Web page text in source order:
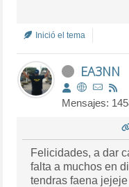
Inició el tema
EA3NN
Mensajes:
Felicidades, a dar
falta a muchos en
tendras faena jejeje